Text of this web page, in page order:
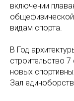
включении
видам спорта.
В Год
строительство
новых
Зал